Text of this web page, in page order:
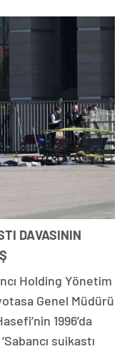
DAVASININ
Holding Yönetim
Genel Müdürü
1996’da
suikastı